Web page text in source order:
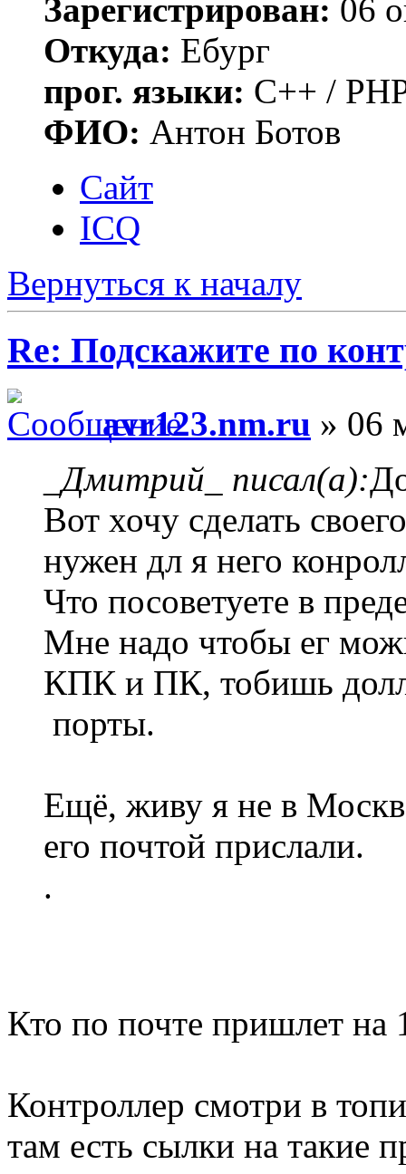
Зарегистрирован: 06
Откуда: Ебург
прог. языки: C++ /
ФИО: Антон Ботов
Сайт
ICQ
Вернуться к началу
Re: Подскажите по
avr123.nm.ru » 06
_Дмитрий_ писал(а):
Вот хочу сделать
нужен дл я него
Что посоветуете в
Мне надо чтобы ег
КПК и ПК, тобишь
порты.
Ещё, живу я не в
его почтой прислали.
.
Кто по почте пришлет на
Контроллер смотри в
там есть сылки на такие